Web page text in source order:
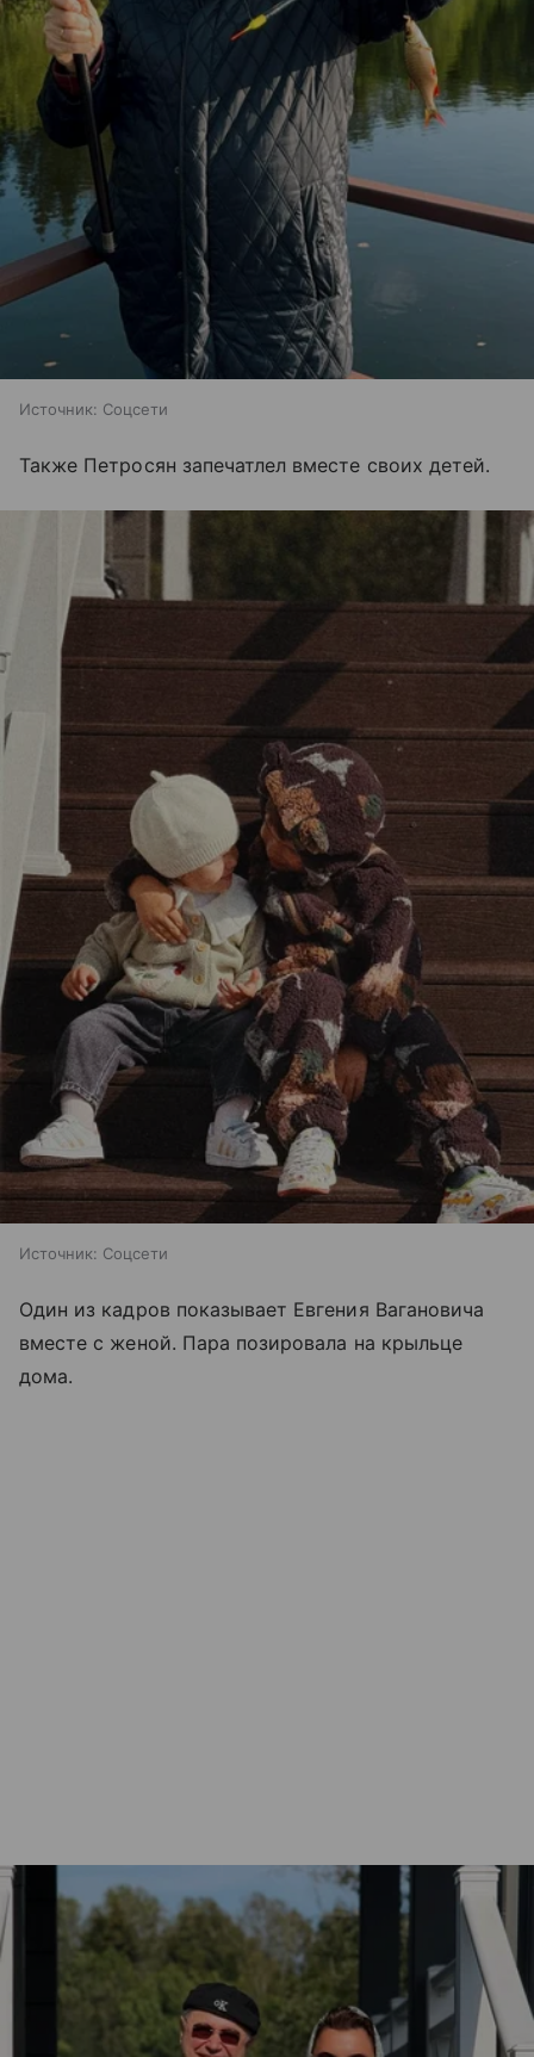
Источник: Соцсети
Также Петросян запечатлел вместе своих детей.
Источник: Соцсети
Один из кадров показывает Евгения Вагановича
вместе с женой. Пара позировала на крыльце
дома.